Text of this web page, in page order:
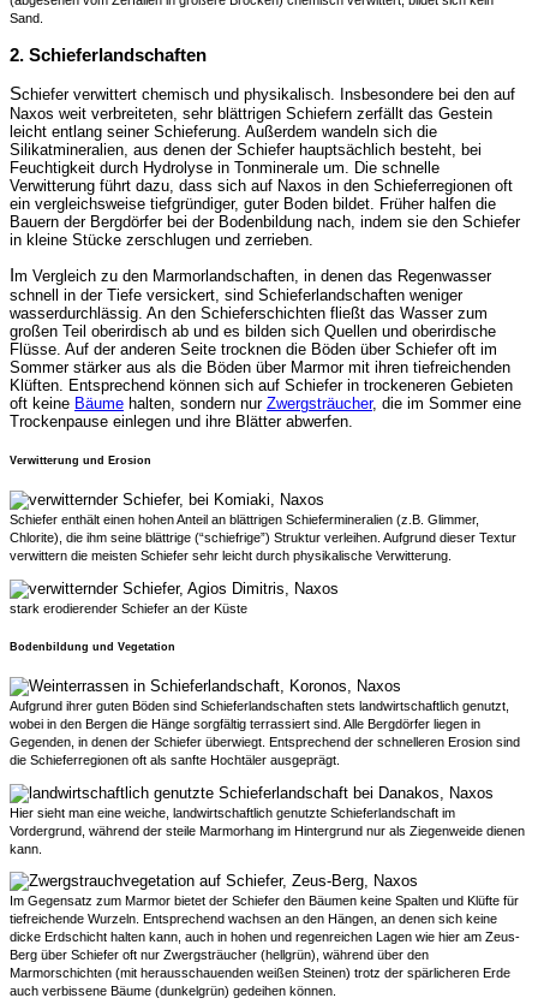
Sand.
2. Schieferlandschaften
Schiefer verwittert chemisch und physikalisch. Insbesondere bei den auf
Naxos weit verbreiteten, sehr blättrigen Schiefern zerfällt das Gestein
leicht entlang seiner Schieferung. Außerdem wandeln sich die
Silikatmineralien, aus denen der Schiefer hauptsächlich besteht, bei
Feuchtigkeit durch Hydrolyse in Tonminerale um. Die schnelle
Verwitterung führt dazu, dass sich auf Naxos in den Schieferregionen oft
ein vergleichsweise tiefgründiger, guter Boden bildet. Früher halfen die
Bauern der Bergdörfer bei der Bodenbildung nach, indem sie den Schiefer
in kleine Stücke zerschlugen und zerrieben.
Im Vergleich zu den Marmorlandschaften, in denen das Regenwasser
schnell in der Tiefe versickert, sind Schieferlandschaften weniger
wasserdurchlässig. An den Schieferschichten fließt das Wasser zum
großen Teil oberirdisch ab und es bilden sich Quellen und oberirdische
Flüsse. Auf der anderen Seite trocknen die Böden über Schiefer oft im
Sommer stärker aus als die Böden über Marmor mit ihren tiefreichenden
Klüften. Entsprechend können sich auf Schiefer in trockeneren Gebieten
oft keine Bäume halten, sondern nur Zwergsträucher, die im Sommer eine
Trockenpause einlegen und ihre Blätter abwerfen.
Verwitterung und Erosion
Schiefer enthält einen hohen Anteil an blättrigen Schiefermineralien (z.B. Glimmer,
Chlorite), die ihm seine blättrige (“schiefrige”) Struktur verleihen. Aufgrund dieser Textur
verwittern die meisten Schiefer sehr leicht durch physikalische Verwitterung.
stark erodierender Schiefer an der Küste
Bodenbildung und Vegetation
Aufgrund ihrer guten Böden sind Schieferlandschaften stets landwirtschaftlich genutzt,
wobei in den Bergen die Hänge sorgfältig terrassiert sind. Alle Bergdörfer liegen in
Gegenden, in denen der Schiefer überwiegt. Entsprechend der schnelleren Erosion sind
die Schieferregionen oft als sanfte Hochtäler ausgeprägt.
Hier sieht man eine weiche, landwirtschaftlich genutzte Schieferlandschaft im
Vordergrund, während der steile Marmorhang im Hintergrund nur als Ziegenweide dienen
kann.
Im Gegensatz zum Marmor bietet der Schiefer den Bäumen keine Spalten und Klüfte für
tiefreichende Wurzeln. Entsprechend wachsen an den Hängen, an denen sich keine
dicke Erdschicht halten kann, auch in hohen und regenreichen Lagen wie hier am Zeus-
Berg über Schiefer oft nur Zwergsträucher (hellgrün), während über den
Marmorschichten (mit herausschauenden weißen Steinen) trotz der spärlicheren Erde
auch verbissene Bäume (dunkelgrün) gedeihen können.